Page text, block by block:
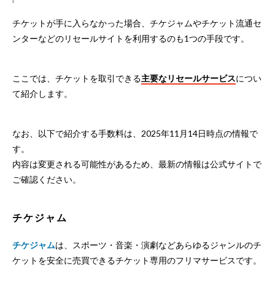
チケットが手に入らなかった場合、チケジャムやチケット流通セ
ンターなどのリセールサイトを利用するのも1つの手段です。
ここでは、チケットを取引できる主要なリセールサービスについ
て紹介します。
なお、以下で紹介する手数料は、2025年11月14日時点の情報で
す。
内容は変更される可能性があるため、最新の情報は公式サイトで
ご確認ください。
チケジャム
チケジャムは、スポーツ・音楽・演劇などあらゆるジャンルのチ
ケットを安全に売買できるチケット専用のフリマサービスです。